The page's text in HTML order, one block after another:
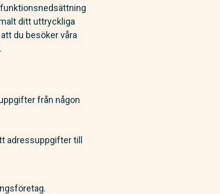
ditt uttryckliga
du besöker våra
från någon
adressuppgifter till